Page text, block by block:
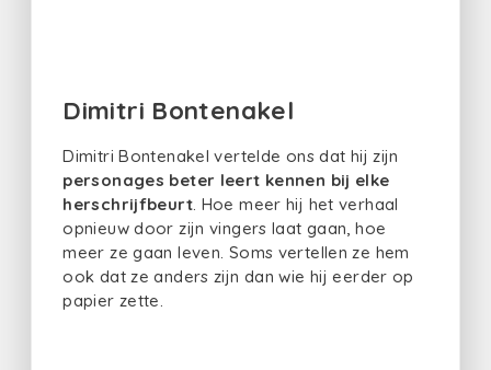
Dimitri Bontenakel
Dimitri Bontenakel vertelde ons dat hij zijn
personages beter leert kennen bij elke
herschrijfbeurt. Hoe meer hij het verhaal
opnieuw door zijn vingers laat gaan, hoe
meer ze gaan leven. Soms vertellen ze hem
ook dat ze anders zijn dan wie hij eerder op
papier zette.